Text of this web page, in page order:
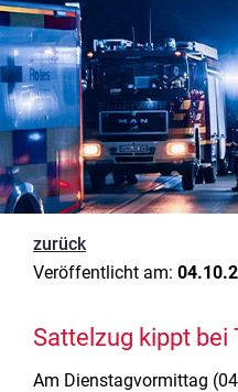
zurück
Veröffentlicht am:
Sattelzug kippt bei
Am Dienstagvormittag